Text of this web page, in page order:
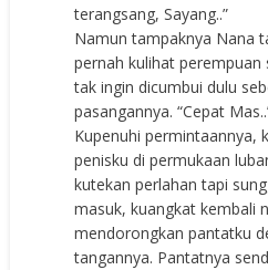
terangsang, Sayang..”
Namun tampaknya Nana
pernah kulihat perempuan
tak ingin dicumbui dulu
pasangannya. “Cepat
Kupenuhi permintaannya,
penisku di permukaan
kutekan perlahan tapi
masuk, kuangkat kembali
mendorongkan pantatku
tangannya. Pantatnya